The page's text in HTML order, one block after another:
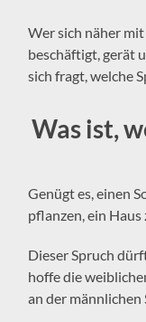
Wer sich näher
beschäftigt, gerät
sich fragt, welche
Was ist,
Genügt es, einen
pflanzen, ein Haus
Dieser Spruch
hoffe die
an der männlichen